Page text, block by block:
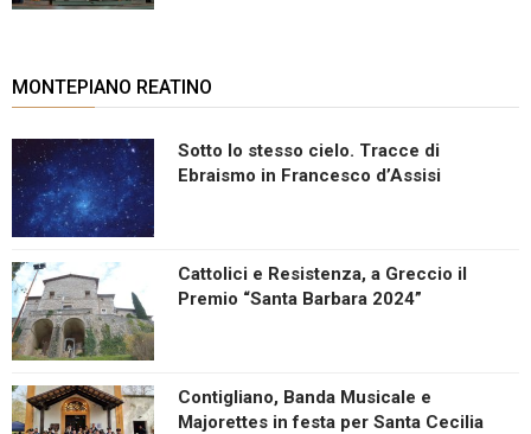
MONTEPIANO REATINO
Sotto lo stesso cielo. Tracce di
Ebraismo in Francesco d’Assisi
Cattolici e Resistenza, a Greccio il
Premio “Santa Barbara 2024”
Contigliano, Banda Musicale e
Majorettes in festa per Santa Cecilia